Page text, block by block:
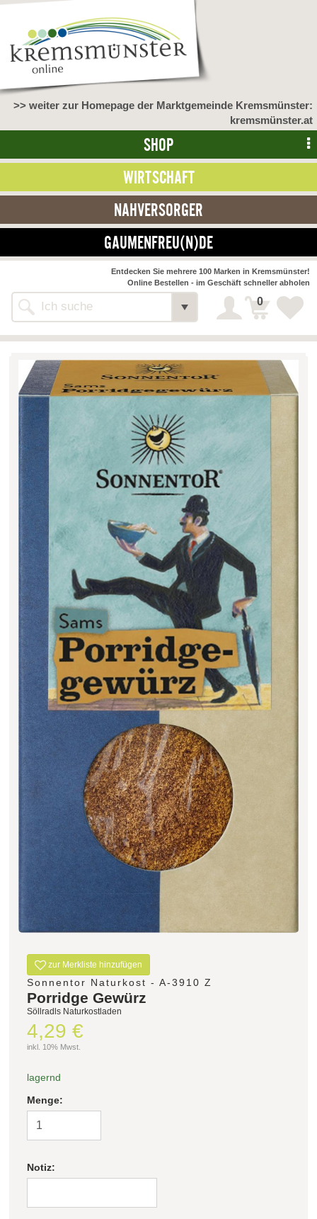
>> weiter zur Homepage der Marktgemeinde Kremsmünster:
kremsmünster.at
SHOP
WIRTSCHAFT
NAHVERSORGER
GAUMENFREU(N)DE
Alle Webseiten
Entdecken Sie mehrere 100 Marken in Kremsmünster!
Online Bestellen - im Geschäft schneller abholen
0
NAHVERSORGER
>> Bauernmarkt << Detail
Bäckerei-Konditorei-Café
Biohof Öllinger Detail
Fleischerei Hüthmayr
Kuglbauer - Familie Bischof
La Toscana Anita Wolf e.U. Detail
Söllradls Naturkostladen Detail
Stiftsgärtnerei Detail
Weinkellerei Stift
Detail
Wildkraut Detail
KATEGORIE
Filter zurücksetzen
zur Merkliste hinzufügen
Sonnentor Naturkost - A-3910 Z
Porridge Gewürz
Söllradls Naturkostladen
4,29 €
inkl. 10% Mwst.
lagernd
Menge:
Notiz: